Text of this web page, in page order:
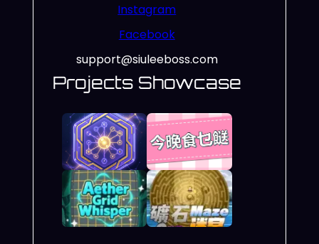
Instagram
Facebook
support@siuleeboss.com
Projects Showcase